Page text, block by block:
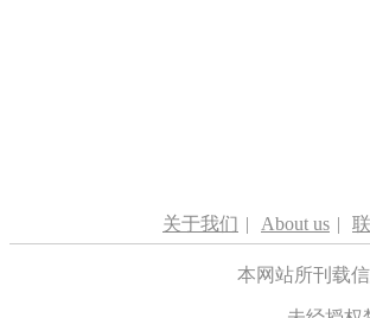
关于我们 | About us |
本网站所刊载